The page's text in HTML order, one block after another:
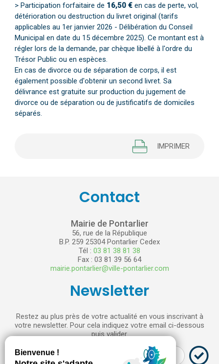
> Participation forfaitaire de 16,50 € en cas de perte, vol,
détérioration ou destruction du livret original (tarifs
applicables au 1er janvier 2026 - Délibération du Conseil
Municipal en date du 15 décembre 2025). Ce montant est à
régler lors de la demande, par chèque libellé à l'ordre du
Trésor Public ou en espèces.
En cas de divorce ou de séparation de corps, il est
également possible d'obtenir un second livret. Sa
délivrance est gratuite sur production du jugement de
divorce ou de séparation ou de justificatifs de domiciles
séparés.
IMPRIMER
Contact
Mairie de Pontarlier
56, rue de la République
B.P. 259 25304 Pontarlier Cedex
Tél : 03 81 38 81 38
Fax : 03 81 39 56 64
mairie.pontarlier@ville-pontarlier.com
Newsletter
Restez au plus près de votre actualité en vous inscrivant à
votre newsletter. Pour cela indiquez votre email ci-dessous
puis valider.